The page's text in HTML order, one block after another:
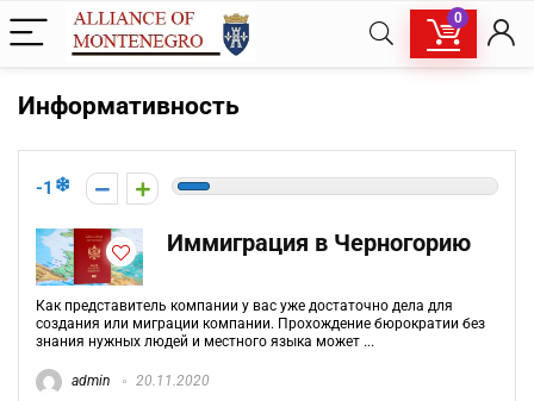
0
Информативность
-1
Иммиграция в Черногорию
Как представитель компании у вас уже достаточно дела для
создания или миграции компании. Прохождение бюрократии без
знания нужных людей и местного языка может ...
admin 20.11.2020